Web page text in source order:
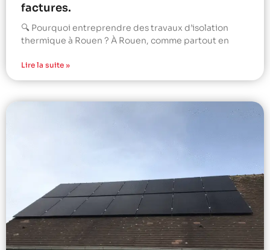
factures.
🔍 Pourquoi entreprendre des travaux d’isolation
thermique à Rouen ? À Rouen, comme partout en
Lire la suite »